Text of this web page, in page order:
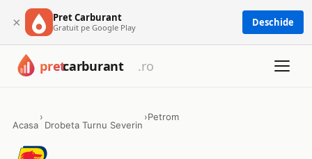
× Pret Carburant
Gratuit pe Google Play Deschide
Acasa
›
Drobeta Turnu Severin
›Petrom